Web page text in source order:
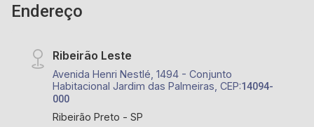
Endereço
Ribeirão Leste
Avenida Henri Nestlé, 1494 - Conjunto
Habitacional Jardim das Palmeiras, CEP:14094-
000
Ribeirão Preto - SP